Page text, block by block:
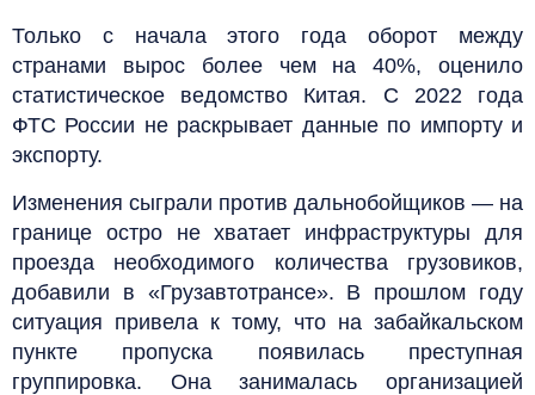
Только с начала этого года оборот между
странами вырос более чем на 40%, оценило
статистическое ведомство Китая. С 2022 года
ФТС России не раскрывает данные по импорту и
экспорту.
Изменения сыграли против дальнобойщиков — на
границе остро не хватает инфраструктуры для
проезда необходимого количества грузовиков,
добавили в «Грузавтотрансе». В прошлом году
ситуация привела к тому, что на забайкальском
пункте пропуска появилась преступная
группировка. Она занималась организацией